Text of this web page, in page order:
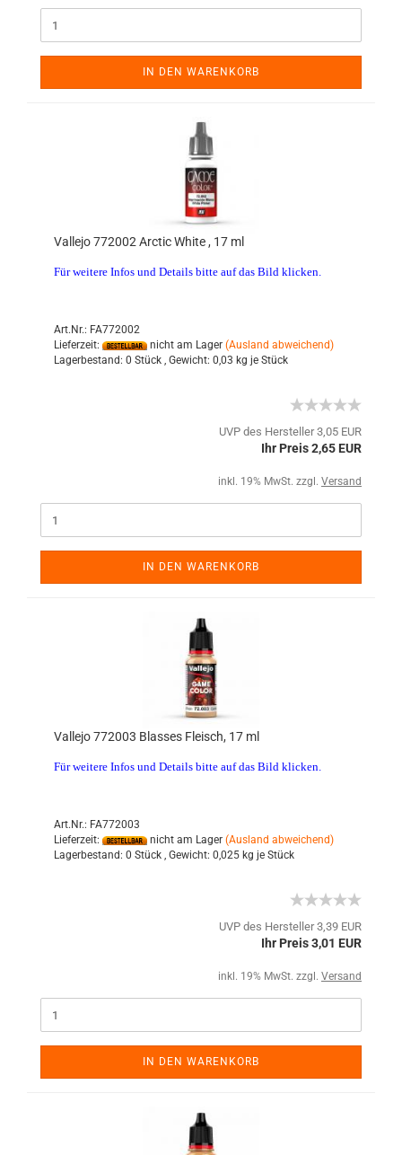
IN DEN WARENKORB
Vallejo 772002 Arctic White , 17 ml
Für weitere Infos und Details bitte auf das Bild klicken.
Art.Nr.: FA772002
Lieferzeit:
nicht am Lager (Ausland abweichend)
Lagerbestand: 0 Stück , Gewicht: 0,03 kg je Stück
UVP des Hersteller 3,05 EUR
Ihr Preis 2,65 EUR
inkl. 19% MwSt. zzgl. Versand
IN DEN WARENKORB
Vallejo 772003 Blasses Fleisch, 17 ml
Für weitere Infos und Details bitte auf das Bild klicken.
Art.Nr.: FA772003
Lieferzeit:
nicht am Lager (Ausland abweichend)
Lagerbestand: 0 Stück , Gewicht: 0,025 kg je Stück
UVP des Hersteller 3,39 EUR
Ihr Preis 3,01 EUR
inkl. 19% MwSt. zzgl. Versand
IN DEN WARENKORB